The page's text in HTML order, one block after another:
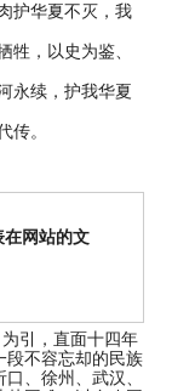
护华夏不灭，我
牲，以史为鉴、
永续，护我华夏
传。
在网站的文
引，直面十四年
段不容忘却的民族
、徐州、武汉、